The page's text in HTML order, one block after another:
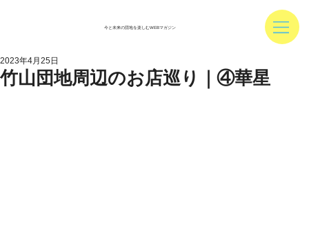
今と未来の団地を楽しむWEBマガジン
竹山団地周辺のお店巡り｜④華星
2023年4月25日